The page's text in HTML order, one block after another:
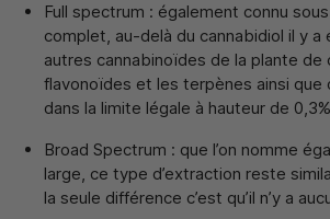
Full spectrum : également connu
complet, au-delà du cannabidiol il y
autres cannabinoïdes de la plante de
flavonoïdes et les terpènes ainsi que
dans la limite légale à hauteur de
Broad Spectrum : que l’on nomme
large, ce type d’extraction reste
la seule différence c’est qu’il n’y a